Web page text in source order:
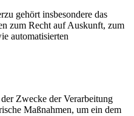
gehört insbesondere das
zum Recht auf Auskunft, zum
automatisierten
Zwecke der Verarbeitung
Maßnahmen, um ein dem